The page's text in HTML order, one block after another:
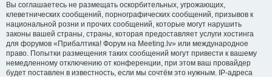
Вы соглашаетесь не размещать оскорбительных, угрожающих,
клеветнических сообщений, порнографических сообщений, призывов к
национальной розни и прочих сообщений, которые могут нарушить
законы вашей страны, страны, которая предоставляет услуги хостинга
для форумов «Прибалтика! Форум на Meeting.lv» или международное
право. Попытки размещения таких сообщений могут привести к вашему
немедленному отключению от конференции, при этом ваш провайдер
будет поставлен в известность, если мы сочтём это нужным. IP-адреса